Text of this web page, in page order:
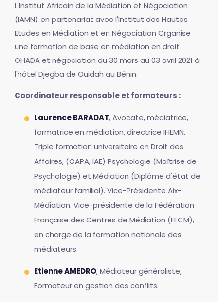
L'Institut Africain de la Médiation et Négociation
(IAMN) en partenariat avec l'Institut des Hautes
Etudes en Médiation et en Négociation Organise
une formation de base en médiation en droit
OHADA et négociation du 30 mars au 03 avril 2021 à
l'hôtel Djegba de Ouidah au Bénin.
Coordinateur responsable et formateurs :
Laurence BARADAT, Avocate, médiatrice,
formatrice en médiation, directrice IHEMN.
Triple formation universitaire en Droit des
Affaires, (CAPA, IAE) Psychologie (Maîtrise de
Psychologie) et Médiation (Diplôme d'état de
médiateur familial). Vice-Présidente Aix-
Médiation. Vice-présidente de la Fédération
Française des Centres de Médiation (FFCM),
en charge de la formation nationale des
médiateurs.
Etienne AMEDRO, Médiateur généraliste,
Formateur en gestion des conflits.